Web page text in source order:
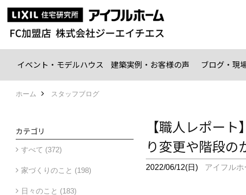
イベント・モデルハウス 建築実例・お客様の声 ブログ・現
ホーム スタッフブログ
【職人レポー
り変更や階段の
2022/06/12(日) アイフル
カテゴリ
すべて (372)
家づくりのこと (198)
日々のこと (183)